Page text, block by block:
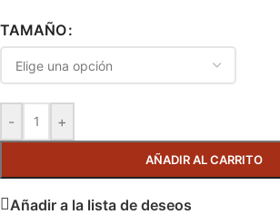
TAMAÑO
- +
AÑADIR AL CARRITO
Añadir a la lista de deseos